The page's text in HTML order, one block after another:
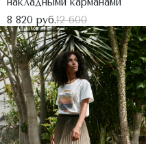
8 820 руб.12 600